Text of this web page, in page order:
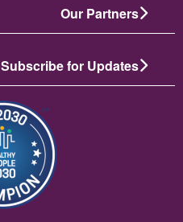
Our Partners
Subscribe for Updates
الصورة